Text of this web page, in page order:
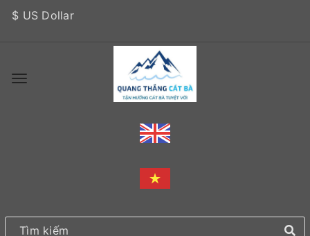
$ US Dollar